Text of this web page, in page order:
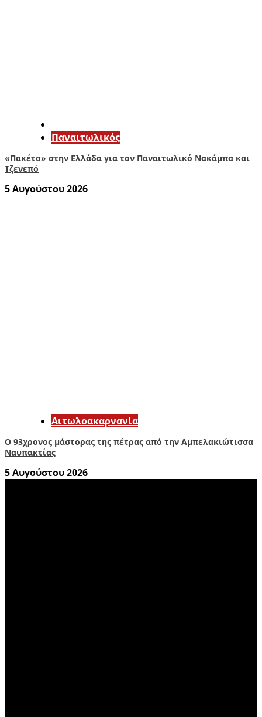
Παναιτωλικός
«Πακέτο» στην Ελλάδα για τον Παναιτωλικό Νακάμπα και
Τζενεπό
5 Αυγούστου 2026
Αιτωλοακαρνανία
Ο 93χρονος μάστορας της πέτρας από την Αμπελακιώτισσα
Ναυπακτίας
5 Αυγούστου 2026